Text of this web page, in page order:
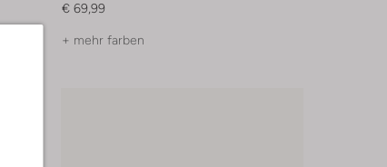
€ 69,99
+ mehr farben